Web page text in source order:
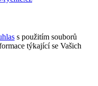
s použitím souborů
týkající se Vašich